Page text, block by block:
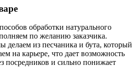
обработки натурального
по желанию заказчика.
делаем из песчаника и бута, который
на карьере, что дает возможность
посредников и сильно понижает